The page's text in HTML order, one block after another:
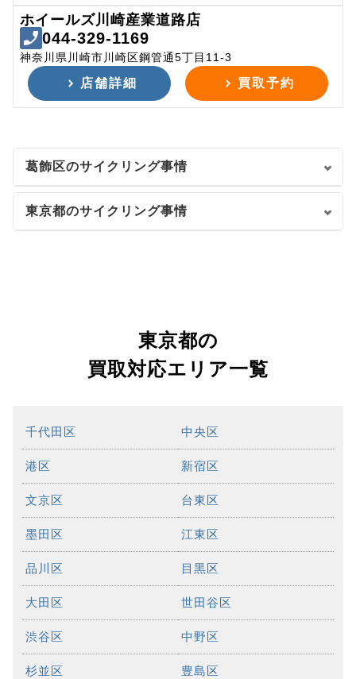
ホイールズ川崎産業道路店
044-329-1169
神奈川県川崎市川崎区鋼管通5丁目11-3
店舗詳細 買取予約
葛飾区のサイクリング事情
東京都のサイクリング事情
東京都の
買取対応エリア一覧
千代田区 中央区
港区 新宿区
文京区 台東区
墨田区 江東区
品川区 目黒区
大田区 世田谷区
渋谷区 中野区
杉並区 豊島区